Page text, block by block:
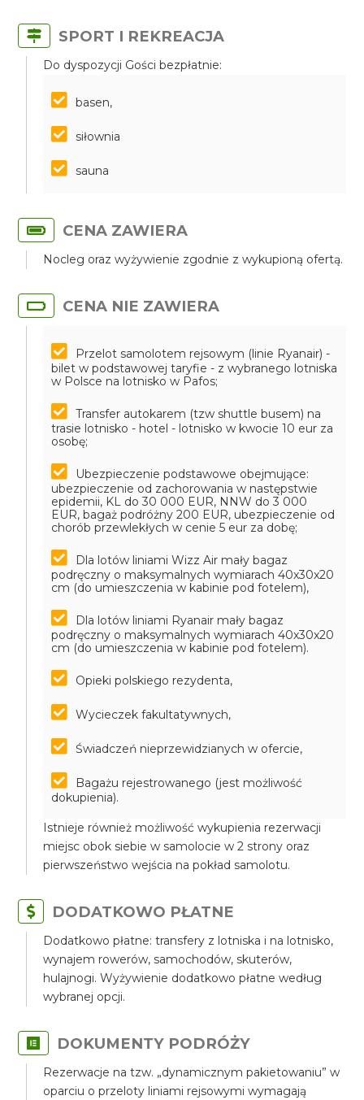
SPORT I REKREACJA
Do dyspozycji Gości bezpłatnie:
basen,
siłownia
sauna
CENA ZAWIERA
Nocleg oraz wyżywienie zgodnie z wykupioną ofertą.
CENA NIE ZAWIERA
Przelot samolotem rejsowym (linie Ryanair) -
bilet w podstawowej taryfie - z wybranego lotniska
w Polsce na lotnisko w Pafos;
Transfer autokarem (tzw shuttle busem) na
trasie lotnisko - hotel - lotnisko w kwocie 10 eur za
osobę;
Ubezpieczenie podstawowe obejmujące:
ubezpieczenie od zachorowania w następstwie
epidemii, KL do 30 000 EUR, NNW do 3 000
EUR, bagaż podróżny 200 EUR, ubezpieczenie od
chorób przewlekłych w cenie 5 eur za dobę;
Dla lotów liniami Wizz Air mały bagaz
podręczny o maksymalnych wymiarach 40x30x20
cm (do umieszczenia w kabinie pod fotelem),
Dla lotów liniami Ryanair mały bagaz
podręczny o maksymalnych wymiarach 40x30x20
cm (do umieszczenia w kabinie pod fotelem).
Opieki polskiego rezydenta,
Wycieczek fakultatywnych,
Świadczeń nieprzewidzianych w ofercie,
Bagażu rejestrowanego (jest możliwość
dokupienia).
Istnieje również możliwość wykupienia rezerwacji
miejsc obok siebie w samolocie w 2 strony oraz
pierwszeństwo wejścia na pokład samolotu.
DODATKOWO PŁATNE
Dodatkowo płatne: transfery z lotniska i na lotnisko,
wynajem rowerów, samochodów, skuterów,
hulajnogi. Wyżywienie dodatkowo płatne według
wybranej opcji.
DOKUMENTY PODRÓŻY
Rezerwacje na tzw. „dynamicznym pakietowaniu” w
oparciu o przeloty liniami rejsowymi wymagają